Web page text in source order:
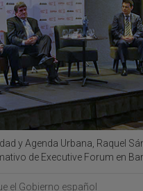
y Agenda Urbana, Raquel
de Executive Forum en
el Gobierno español